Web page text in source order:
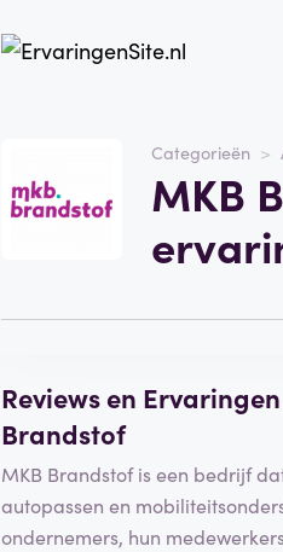
Categorieën
MKB
MKB
Categorie
Autos
Schrijf een
Reviews en
Brandstof
MKB Brandstof is een bedrijf
autopassen en
ondernemers, hun